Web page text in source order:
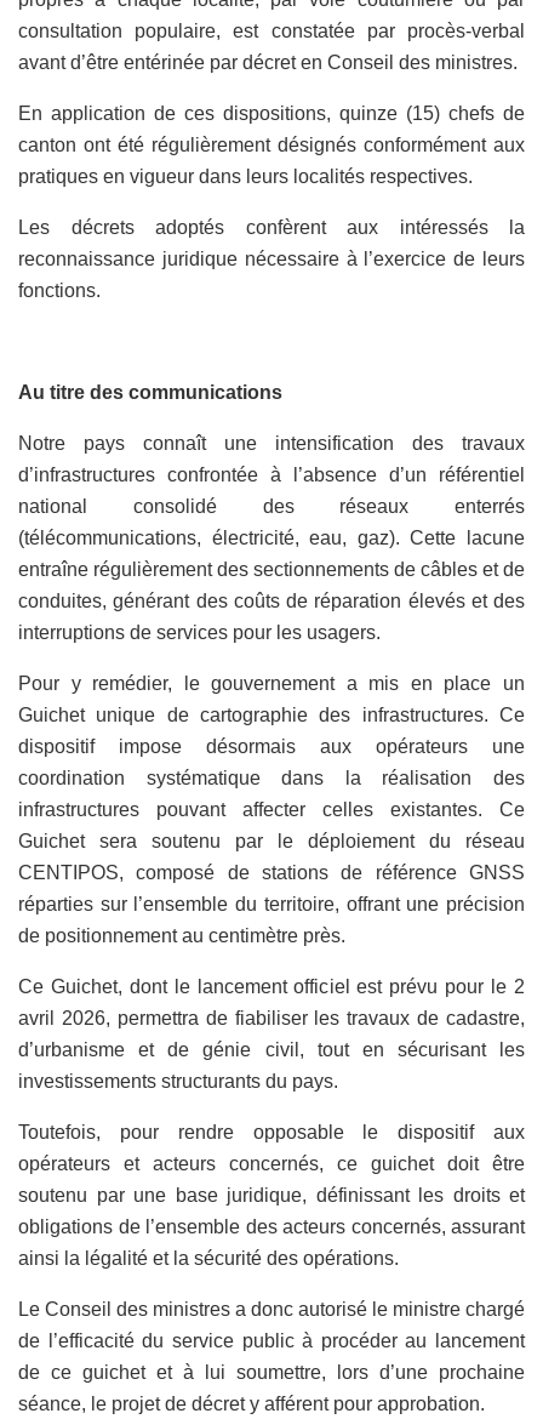
consultation populaire, est constatée par procès-verbal
avant d’être entérinée par décret en Conseil des ministres.
En application de ces dispositions, quinze (15) chefs de
canton ont été régulièrement désignés conformément aux
pratiques en vigueur dans leurs localités respectives.
Les décrets adoptés confèrent aux intéressés la
reconnaissance juridique nécessaire à l’exercice de leurs
fonctions.
Au titre des communications
Notre pays connaît une intensification des travaux
d’infrastructures confrontée à l’absence d’un référentiel
national consolidé des réseaux enterrés
(télécommunications, électricité, eau, gaz). Cette lacune
entraîne régulièrement des sectionnements de câbles et de
conduites, générant des coûts de réparation élevés et des
interruptions de services pour les usagers.
Pour y remédier, le gouvernement a mis en place un
Guichet unique de cartographie des infrastructures. Ce
dispositif impose désormais aux opérateurs une
coordination systématique dans la réalisation des
infrastructures pouvant affecter celles existantes. Ce
Guichet sera soutenu par le déploiement du réseau
CENTIPOS, composé de stations de référence GNSS
réparties sur l’ensemble du territoire, offrant une précision
de positionnement au centimètre près.
Ce Guichet, dont le lancement officiel est prévu pour le 2
avril 2026, permettra de fiabiliser les travaux de cadastre,
d’urbanisme et de génie civil, tout en sécurisant les
investissements structurants du pays.
Toutefois, pour rendre opposable le dispositif aux
opérateurs et acteurs concernés, ce guichet doit être
soutenu par une base juridique, définissant les droits et
obligations de l’ensemble des acteurs concernés, assurant
ainsi la légalité et la sécurité des opérations.
Le Conseil des ministres a donc autorisé le ministre chargé
de l’efficacité du service public à procéder au lancement
de ce guichet et à lui soumettre, lors d’une prochaine
séance, le projet de décret y afférent pour approbation.